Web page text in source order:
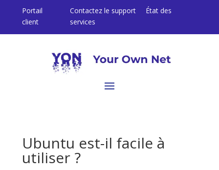
Portail
client
Contactez le support
État des
services
Ubuntu est-il facile à
utiliser ?